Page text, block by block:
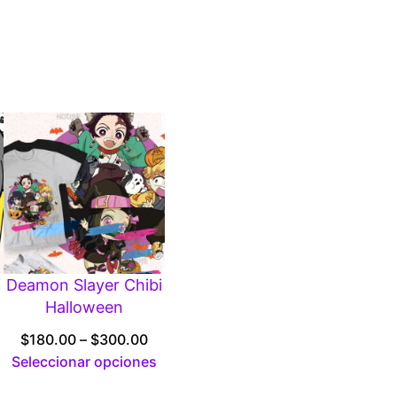
Deamon Slayer Chibi
Halloween
$180.00 – $300.00Price
range:
Seleccionar opciones